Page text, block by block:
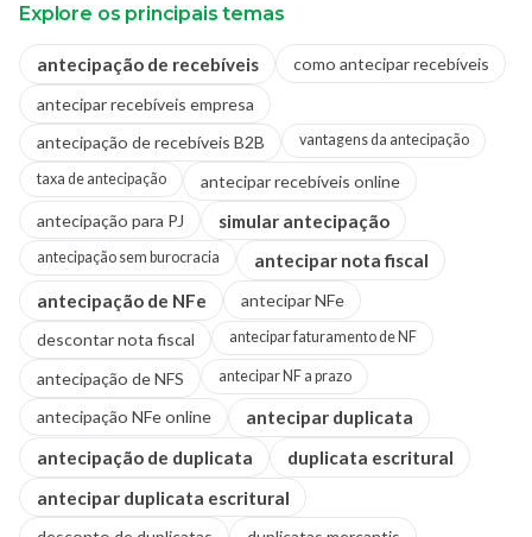
Explore os principais temas
antecipação de recebíveis
como antecipar recebíveis
antecipar recebíveis empresa
antecipação de recebíveis B2B
vantagens da antecipação
taxa de antecipação
antecipar recebíveis online
antecipação para PJ
simular antecipação
antecipação sem burocracia
antecipar nota fiscal
antecipação de NFe
antecipar NFe
descontar nota fiscal
antecipar faturamento de NF
antecipação de NFS antecipar NF a prazo
antecipação NFe online
antecipar duplicata
antecipação de duplicata
duplicata escritural
antecipar duplicata escritural